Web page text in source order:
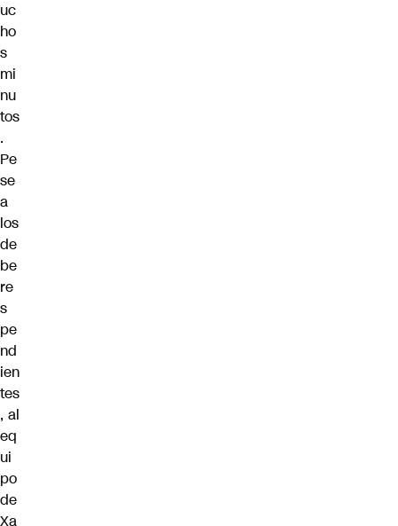
uc
ho
s
mi
nu
tos
.
Pe
se
a
los
de
be
re
s
pe
nd
ien
tes
, al
eq
ui
po
de
Xa